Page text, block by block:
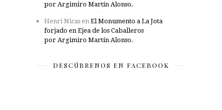
por Argimiro Martín Alonso.
Henri Nicas en El Monumento a La Jota
forjado en Ejea de los Caballeros
por Argimiro Martín Alonso.
DESCÚBRENOS EN FACEBOOK